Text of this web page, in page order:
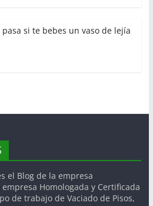
pasa si te bebes un vaso de lejía
el Blog de la empresa
Homologada y Certificada
de trabajo de Vaciado de Pisos,